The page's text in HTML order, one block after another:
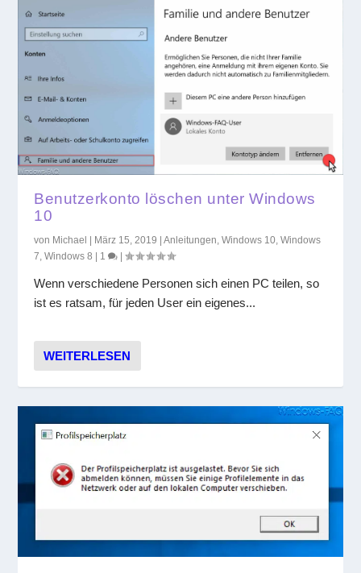
Benutzerkonto löschen unter Windows
10
von Michael März 15, 2019 |Anleitungen,Windows 10,Windows
7,Windows 8 1 |
Wenn verschiedene Personen sich einen PC teilen, so
ist es ratsam, für jeden User ein eigenes...
WEITERLESEN